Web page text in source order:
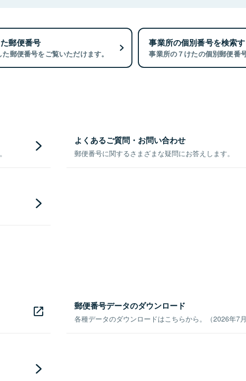
郵便番号
郵便番号をご覧いただけます。
事業所の個別番号を検索
事業所の７けたの個別郵便番
よくあるご質問・お問い合わせ
郵便番号に関するさまざまな疑問にお答えします。
郵便番号データのダウンロード
各種データのダウンロードはこちらから。（2026年7月